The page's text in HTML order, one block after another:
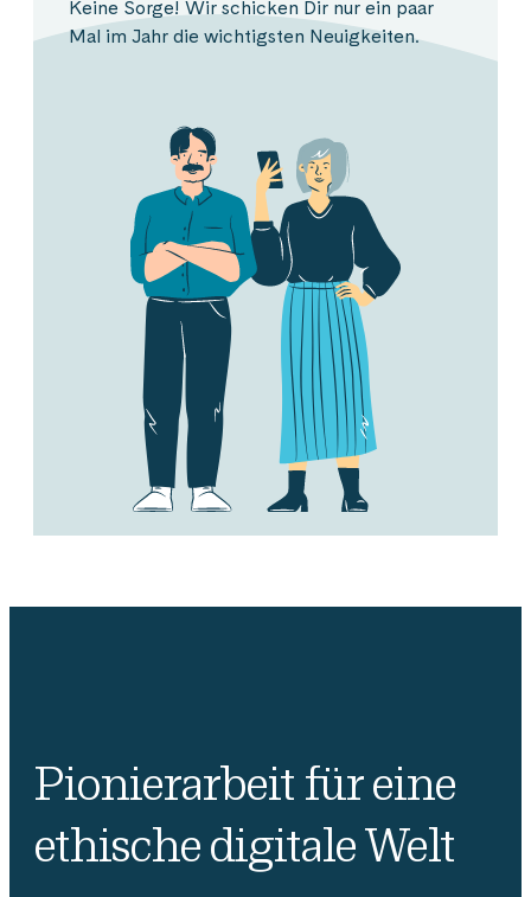
Keine Sorge! Wir schicken Dir nur ein paar
Mal im Jahr die wichtigsten Neuigkeiten.
Pionierarbeit für eine
ethische digitale Welt